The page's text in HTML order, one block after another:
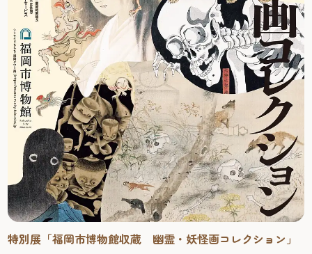
特別展「福岡市博物館収蔵 幽霊・妖怪画コレクション」